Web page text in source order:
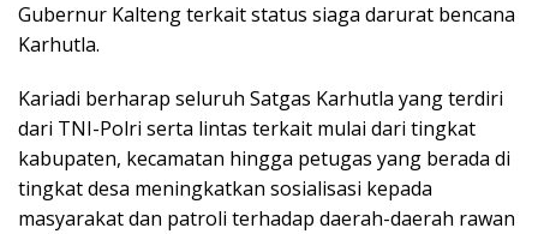
Gubernur Kalteng terkait status siaga darurat bencana
Karhutla.
Kariadi berharap seluruh Satgas Karhutla yang terdiri
dari TNI-Polri serta lintas terkait mulai dari tingkat
kabupaten, kecamatan hingga petugas yang berada di
tingkat desa meningkatkan sosialisasi kepada
masyarakat dan patroli terhadap daerah-daerah rawan